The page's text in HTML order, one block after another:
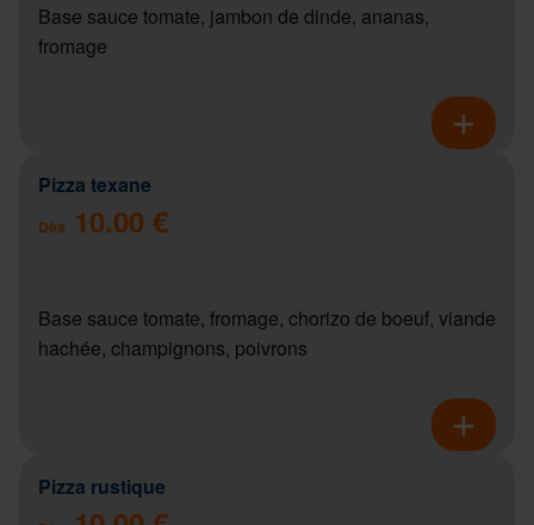
Base sauce tomate, jambon de dinde, ananas,
fromage
Pizza texane
Dès 10.00 €
Base sauce tomate, fromage, chorizo de boeuf, viande
hachée, champignons, poivrons
Pizza rustique